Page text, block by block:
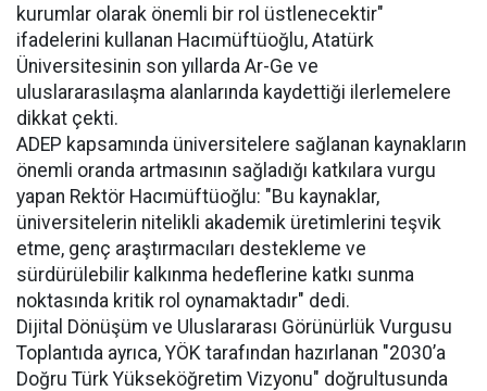
kurumlar olarak önemli bir rol üstlenecektir"
ifadelerini kullanan Hacımüftüoğlu, Atatürk
Üniversitesinin son yıllarda Ar-Ge ve
uluslararasılaşma alanlarında kaydettiği ilerlemelere
dikkat çekti.
ADEP kapsamında üniversitelere sağlanan kaynakların
önemli oranda artmasının sağladığı katkılara vurgu
yapan Rektör Hacımüftüoğlu: "Bu kaynaklar,
üniversitelerin nitelikli akademik üretimlerini teşvik
etme, genç araştırmacıları destekleme ve
sürdürülebilir kalkınma hedeflerine katkı sunma
noktasında kritik rol oynamaktadır" dedi.
Dijital Dönüşüm ve Uluslararası Görünürlük Vurgusu
Toplantıda ayrıca, YÖK tarafından hazırlanan "2030’a
Doğru Türk Yükseköğretim Vizyonu" doğrultusunda